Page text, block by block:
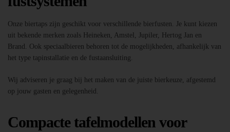
Onze biertaps zijn geschikt voor verschillende bierfusten. Je kunt kiezen
uit bekende merken zoals Heineken, Amstel, Jupiler, Hertog Jan en
Brand. Ook speciaalbieren behoren tot de mogelijkheden, afhankelijk van
het type tapinstallatie en de fustaansluiting.
Wij adviseren je graag bij het maken van de juiste bierkeuze, afgestemd
op jouw gasten en gelegenheid.
Compacte tafelmodellen voor